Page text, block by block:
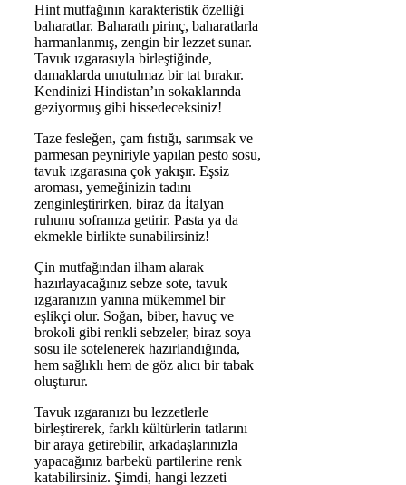
Hint mutfağının karakteristik özelliği
baharatlar. Baharatlı pirinç, baharatlarla
harmanlanmış, zengin bir lezzet sunar.
Tavuk ızgarasıyla birleştiğinde,
damaklarda unutulmaz bir tat bırakır.
Kendinizi Hindistan’ın sokaklarında
geziyormuş gibi hissedeceksiniz!
Taze fesleğen, çam fıstığı, sarımsak ve
parmesan peyniriyle yapılan pesto sosu,
tavuk ızgarasına çok yakışır. Eşsiz
aroması, yemeğinizin tadını
zenginleştirirken, biraz da İtalyan
ruhunu sofranıza getirir. Pasta ya da
ekmekle birlikte sunabilirsiniz!
Çin mutfağından ilham alarak
hazırlayacağınız sebze sote, tavuk
ızgaranızın yanına mükemmel bir
eşlikçi olur. Soğan, biber, havuç ve
brokoli gibi renkli sebzeler, biraz soya
sosu ile sotelenerek hazırlandığında,
hem sağlıklı hem de göz alıcı bir tabak
oluşturur.
Tavuk ızgaranızı bu lezzetlerle
birleştirerek, farklı kültürlerin tatlarını
bir araya getirebilir, arkadaşlarınızla
yapacağınız barbekü partilerine renk
katabilirsiniz. Şimdi, hangi lezzeti